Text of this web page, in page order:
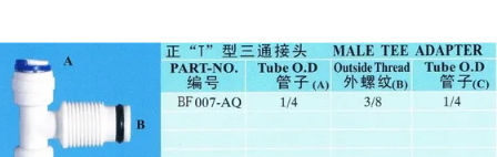
NEWS
साइटमैप